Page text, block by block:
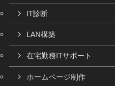
IT診断
LAN構築
在宅勤務ITサポート
ホームページ制作